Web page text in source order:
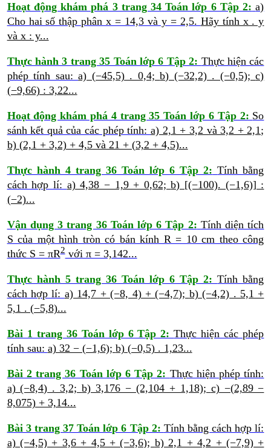
Hoạt động khám phá 3 trang 34 Toán lớp 6 Tập 2: a)
Cho hai số thập phân x = 14,3 và y = 2,5. Hãy tính x . y
và x : y...
Thực hành 3 trang 35 Toán lớp 6 Tập 2: Thực hiện các
phép tính sau:a) (−45,5) . 0,4;b) (−32,2) . (−0,5);c)
(−9,66) : 3,22...
Hoạt động khám phá 4 trang 35 Toán lớp 6 Tập 2: So
sánh kết quả của các phép tính: a) 2,1 + 3,2 và 3,2 + 2,1;
b) (2,1 + 3,2) + 4,5 và 21 + (3,2 + 4,5)...
Thực hành 4 trang 36 Toán lớp 6 Tập 2: Tính bằng
cách hợp lí: a) 4,38 − 1,9 + 0,62;b) [(−100). (−1,6)] :
(−2)...
Vận dụng 3 trang 36 Toán lớp 6 Tập 2: Tính diện tích
S của một hình tròn có bán kính R = 10 cm theo công
thức S = πR2với π = 3,142...
Thực hành 5 trang 36 Toán lớp 6 Tập 2:Tính bằng
cách hợp lí: a) 14,7 + (−8, 4) + (−4,7); b) (−4,2) . 5,1 +
5,1 . (−5,8)...
Bài 1 trang 36 Toán lớp 6 Tập 2:Thực hiện các phép
tính sau: a) 32 − (−1,6); b) (−0,5) . 1,23...
Bài 2 trang 36 Toán lớp 6 Tập 2: Thực hiện phép tính:
a) (−8,4) . 3,2;b) 3,176 − (2,104 + 1,18); c) −(2,89 −
8,075) + 3,14...
Bài 3 trang 37 Toán lớp 6 Tập 2: Tính bằng cách hợp lí:
a) (−4,5) + 3,6 + 4,5 + (−3,6); b) 2,1 + 4,2 + (−7,9) +